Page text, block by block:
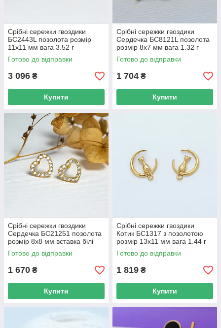
Срібні сережки гвоздики
БС2443L позолота розмір
11х11 мм вага 3.52 г
Готово до відправки
3 096 ₴
Купити
Срібні сережки гвоздики
Сердечка БС8121L позолота
розмір 8х7 мм вага 1.32 г
Готово до відправки
1 704 ₴
Купити
Срібні сережки гвоздики
Сердечка БС21251 позолота
розмір 8х8 мм вставка білі
фіаніти вага 1.15 г
Готово до відправки
1 670 ₴
Купити
Срібні сережки гвоздики
Котик БС1317 з позолотою
розмір 13х11 мм вага 1.44 г
Готово до відправки
1 819 ₴
Купити